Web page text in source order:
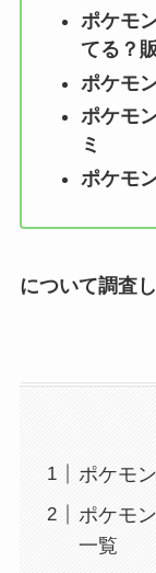
ポケモ
てる？
ポケモ
ポケモ
ミ
ポケモ
について調査し
ポケモ
ポケモ
一覧